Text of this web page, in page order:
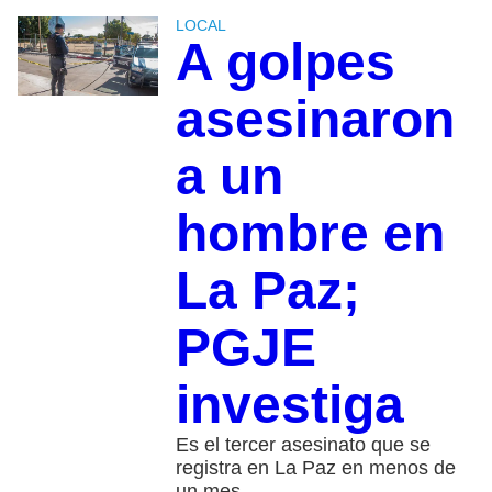
LOCAL
A golpes
asesinaron
a un
hombre en
La Paz;
PGJE
investiga
Es el tercer asesinato que se
registra en La Paz en menos de